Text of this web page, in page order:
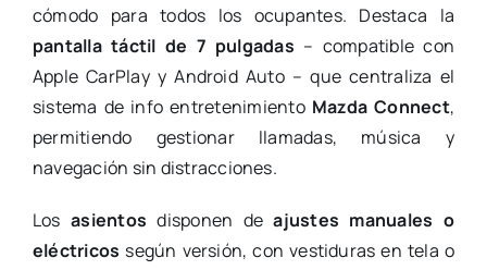
cómodo para todos los ocupantes. Destaca la
pantalla táctil de 7 pulgadas – compatible con
Apple CarPlay y Android Auto – que centraliza el
sistema de info entretenimiento Mazda Connect,
permitiendo gestionar llamadas, música y
navegación sin distracciones.
Losasientos disponen deajustes manuales o
eléctricos según versión, con vestiduras en tela o